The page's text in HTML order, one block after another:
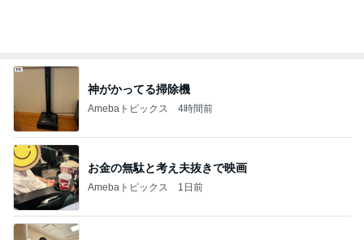
飲み過ぎ食べ過ぎた日の〆のラーメン